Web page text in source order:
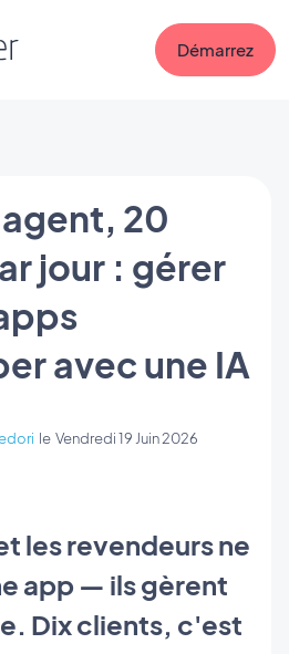
Démarrez
agent, 20
jour : gérer
avec une IA
le Vendredi 19 Juin 2026
les revendeurs ne
app — ils gèrent
Dix clients, c'est